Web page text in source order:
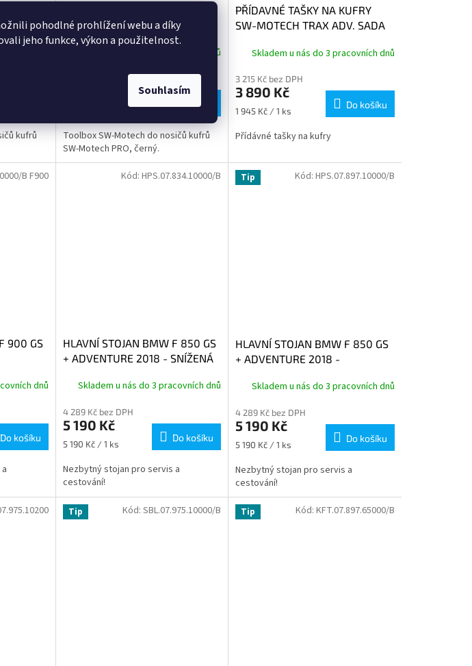
pohodlné prohlížení webu a díky
jeho funkce, výkon a použitelnost.
Souhlasím
-
dnů
kufrů
NOSIČŮ SW-MOTECH PRO -
ČERNÝ
Skladem u nás do 3 pracovních dnů
3 058 Kč bez DPH
cena:
Do košíku
Toolbox SW-Motech do nosičů kufrů
SW-Motech PRO, černý.
PŘÍDAVNÉ TAŠKY NA KUFRY
SW-MOTECH TRAX ADV. SADA
Skladem u nás do 3 pracovních dnů
3 215 Kč bez DPH
3 890 Kč
Měrná
1 945 Kč / 1 ks
Do košíku
Přídávné tašky na kufry
900 GS
dnů
Do košíku
B F900
HLAVNÍ STOJAN BMW F 850 GS
+ ADVENTURE 2018 - SNÍŽENÁ
Skladem u nás do 3 pracovních dnů
4 289 Kč bez DPH
5 190 Kč
Měrná
5 190 Kč / 1 ks
Do košíku
Nezbytný stojan pro servis a
cestování!
Kód:HPS.07.834.10000/B Tip
HLAVNÍ STOJAN BMW F 850 GS
+ ADVENTURE 2018 -
Skladem u nás do 3 pracovních dnů
4 289 Kč bez DPH
5 190 Kč
Měrná
5 190 Kč / 1 ks
Do košíku
Nezbytný stojan pro servis a
cestování!
Kód: HPS.07.897.10000/B
Tip Kód:SBL.07.975.10000/B Tip Kód: KFT.07.897.65000/B